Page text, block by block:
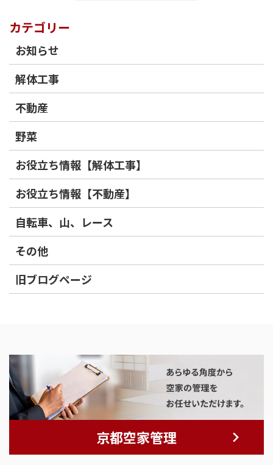
カテゴリー
お知らせ
解体工事
不動産
野菜
お役立ち情報【解体工事】
お役立ち情報【不動産】
自転車、山、レース
その他
旧ブログページ
京都空家管理